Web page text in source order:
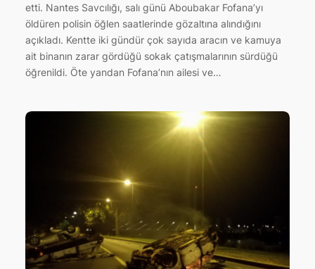
etti. Nantes Savcılığı, salı günü Aboubakar Fofana’yı
öldüren polisin öğlen saatlerinde gözaltına alındığını
açıkladı. Kentte iki gündür çok sayıda aracın ve kamuya
ait binanın zarar gördüğü sokak çatışmalarının sürdüğü
öğrenildi. Öte yandan Fofana’nın ailesi ve…